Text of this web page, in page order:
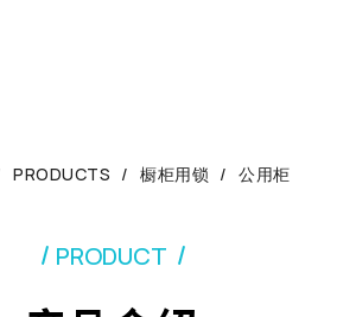
PRODUCTS 橱柜用锁 公用柜
PRODUCT